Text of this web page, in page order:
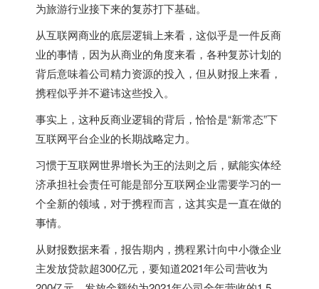
为旅游行业接下来的复苏打下基础。
从互联网商业的底层逻辑上来看，这似乎是一件反商
业的事情，因为从商业的角度来看，各种复苏计划的
背后意味着公司精力资源的投入，但从财报上来看，
携程似乎并不避讳这些投入。
事实上，这种反商业逻辑的背后，恰恰是“新常态”下
互联网平台企业的长期战略定力。
习惯于互联网世界增长为王的法则之后，赋能实体经
济承担社会责任可能是部分互联网企业需要学习的一
个全新的领域，对于携程而言，这其实是一直在做的
事情。
从财报数据来看，报告期内，携程累计向中小微企业
主发放贷款超300亿元，要知道2021年公司营收为